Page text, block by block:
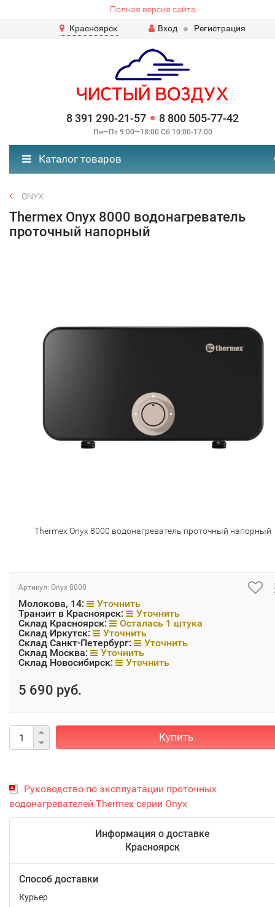
Полная версия сайта
Красноярск
Вход Регистрация
8 391 290-21-57 8 800 505-77-42
Пн—Пт 9:00—18:00 Сб 10:00-17:00
Каталог товаров
ONYX
Thermex Onyx 8000 водонагреватель
проточный напорный
Thermex Onyx 8000 водонагреватель проточный напорный
Артикул: Onyx 8000
Молокова, 14:
Уточнить
Транзит в Красноярск:
Уточнить
Склад Красноярск:
Осталась 1 штука
Склад Иркутск:
Уточнить
Склад Санкт-Петербург:
Уточнить
Склад Москва:
Уточнить
Склад Новосибирск:
Уточнить
5 690 руб.
Купить
Руководство по эксплуатации проточных
водонагревателей Thermex серии Onyx
Информация о доставке
Красноярск
Способ доставки
Курьер